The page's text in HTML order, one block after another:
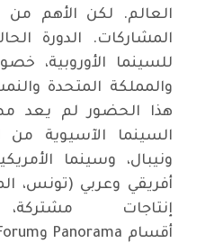
العالم. لكن الأهم من
المشاركات. الدورة
للسينما الأوروبية،
والمملكة المتحدة
هذا الحضور لم يعد
السينما الآسيوية من
ونيبال، وسينما
أفريقي وعربي (تونس،
إنتاجات